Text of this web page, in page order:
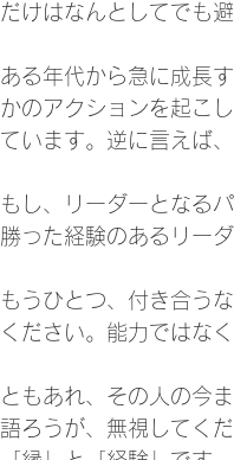
だけはなんとしてでも
ある年代から急に成長
かのアクションを起こ
ています。逆に言えば
もし、リーダーとなる
勝った経験のあるリー
もうひとつ、付き合う
ください。能力ではな
ともあれ、その人の今
語ろうが、無視してく